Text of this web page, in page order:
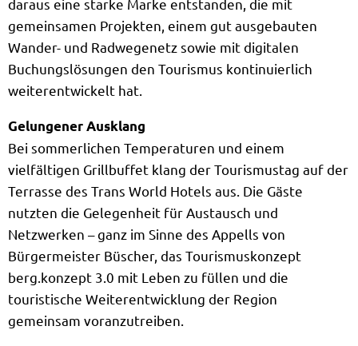
gemeinsamen Projekten, einem gut ausgebauten
Wander- und Radwegenetz sowie mit digitalen
Buchungslösungen den Tourismus kontinuierlich
weiterentwickelt hat.
Gelungener Ausklang
Bei sommerlichen Temperaturen und einem
vielfältigen Grillbuffet klang der Tourismustag auf der
Terrasse des Trans World Hotels aus. Die Gäste
nutzten die Gelegenheit für Austausch und
Netzwerken – ganz im Sinne des Appells von
Bürgermeister Büscher, das Tourismuskonzept
berg.konzept 3.0 mit Leben zu füllen und die
touristische Weiterentwicklung der Region
gemeinsam voranzutreiben.